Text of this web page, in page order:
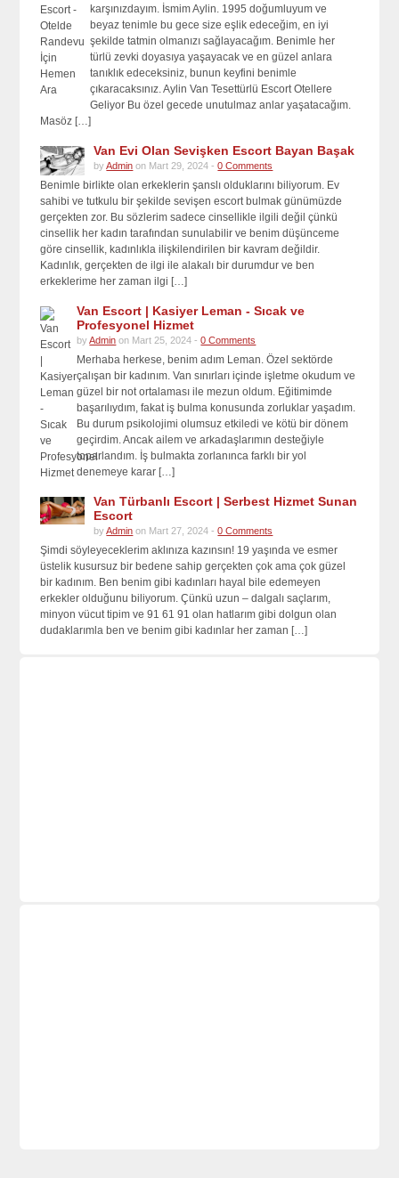
karşınızdayım. İsmim Aylin. 1995 doğumluyum ve
beyaz tenimle bu gece size eşlik edeceğim, en iyi
şekilde tatmin olmanızı sağlayacağım. Benimle her
türlü zevki doyasıya yaşayacak ve en güzel anlara
tanıklık edeceksiniz, bunun keyfini benimle
çıkaracaksınız. Aylin Van Tesettürlü Escort Otellere
Geliyor Bu özel gecede unutulmaz anlar yaşatacağım.
Masöz […]
Van Evi Olan Sevişken Escort Bayan Başak
byAdmin on Mart 29, 2024 -0 Comments
Benimle birlikte olan erkeklerin şanslı olduklarını biliyorum. Ev
sahibi ve tutkulu bir şekilde sevişen escort bulmak günümüzde
gerçekten zor. Bu sözlerim sadece cinsellikle ilgili değil çünkü
cinsellik her kadın tarafından sunulabilir ve benim düşünceme
göre cinsellik, kadınlıkla ilişkilendirilen bir kavram değildir.
Kadınlık, gerçekten de ilgi ile alakalı bir durumdur ve ben
erkeklerime her zaman ilgi […]
Van Escort | Kasiyer Leman - Sıcak ve
Profesyonel Hizmet
byAdmin on Mart 25, 2024 -0 Comments
Merhaba herkese, benim adım Leman. Özel sektörde
çalışan bir kadınım. Van sınırları içinde işletme okudum ve
güzel bir not ortalaması ile mezun oldum. Eğitimimde
başarılıydım, fakat iş bulma konusunda zorluklar yaşadım.
Bu durum psikolojimi olumsuz etkiledi ve kötü bir dönem
geçirdim. Ancak ailem ve arkadaşlarımın desteğiyle
toparlandım. İş bulmakta zorlanınca farklı bir yol
denemeye karar […]
Van Türbanlı Escort | Serbest Hizmet Sunan
Escort
byAdmin on Mart 27, 2024 -0 Comments
Şimdi söyleyeceklerim aklınıza kazınsın! 19 yaşında ve esmer
üstelik kusursuz bir bedene sahip gerçekten çok ama çok güzel
bir kadınım. Ben benim gibi kadınları hayal bile edemeyen
erkekler olduğunu biliyorum. Çünkü uzun – dalgalı saçlarım,
minyon vücut tipim ve 91 61 91 olan hatlarım gibi dolgun olan
dudaklarımla ben ve benim gibi kadınlar her zaman […]